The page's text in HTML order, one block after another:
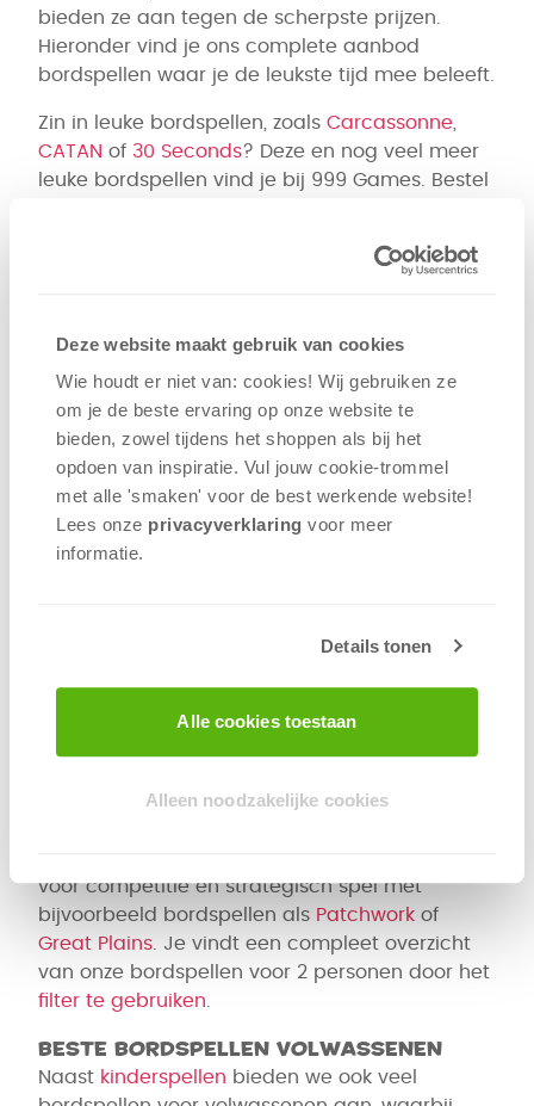
Deze website maakt gebruik van cookies
Wie houdt er niet van: cookies! Wij gebruiken ze
om je de beste ervaring op onze website te
bieden, zowel tijdens het shoppen als bij het
opdoen van inspiratie. Vul jouw cookie-trommel
met alle 'smaken' voor de best werkende website​!
Lees onze privacyverklaring voor meer
informatie.
Details tonen
Alle cookies toestaan
Alleen noodzakelijke cookies
bieden ze aan tegen de scherpste prijzen.
Hieronder vind je ons complete aanbod
bordspellen waar je de leukste tijd mee beleeft.
Zin in leuke bordspellen, zoals Carcassonne
CATAN of 30 Seconds? Deze en nog veel meer
leuke bordspellen vind je bij 999 Games. Bestel
De beste spellen voor descherpste
prijzen
Altijd denieuwste spellen
Veilig en snelbetalen via iDEAL
Niet zeker welk bordspel je moet
kiezen?
Kom je er niet helemaal uit in ons ruime
snel een goede keuze wilt maken.Bekijk onze
volgende spelavond.
bordspellen voor 2 personen, waardoor je een
voor competitie en strategisch spel met
bijvoorbeeld bordspellen als Patchwork of
Great Plains . Je vindt een compleet overzicht
van onze bordspellen voor 2 personen door het
filter te gebruiken
Beste bordspellen volwassenen
Naast kinderspellen bieden we ook veel